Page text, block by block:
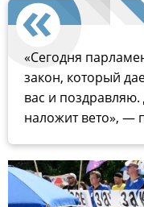
«Сегодня
закон, который
вас и
наложит вето», —